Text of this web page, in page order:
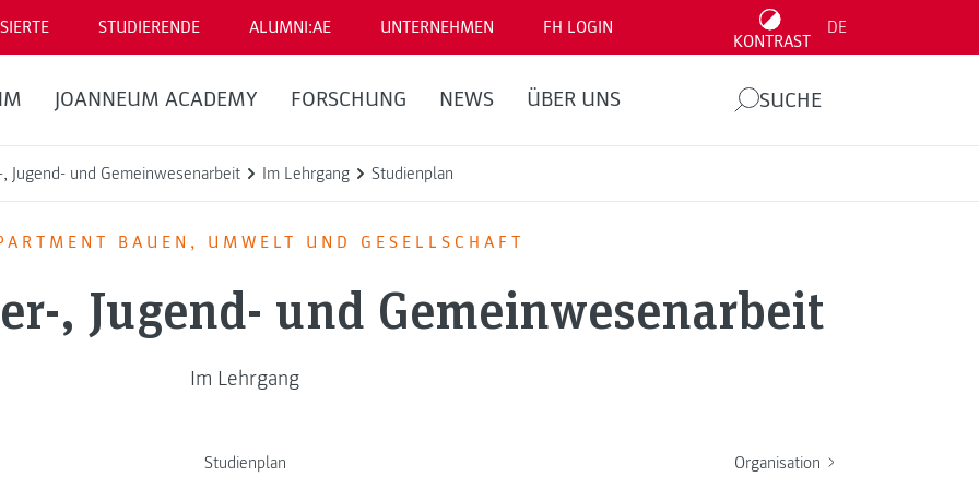
STUDIERENDE ALUMNI:AE UNTERNEHMEN FH LOGIN
KONTRAST
DE
JOANNEUM ACADEMY FORSCHUNG NEWS ÜBER UNS SUCHE
Jugend- und Gemeinwesenarbeit Im Lehrgang Studienplan
BAUEN, UMWELT UND GESELLSCHAFT
, Jugend- und Gemeinwesenarbeit
Im Lehrgang
Studienplan Organisation